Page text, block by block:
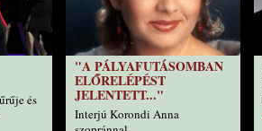
és
"A PÁLYAFUTÁSOMBAN
ELŐRELÉPÉST
JELENTETT..."
Interjú Korondi Anna